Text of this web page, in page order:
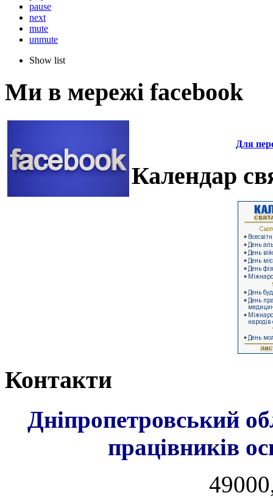
pause
next
mute
unmute
Show list
Ми в мережі facebook
Для
Календар
Контакти
Дніпропетровський
працівників